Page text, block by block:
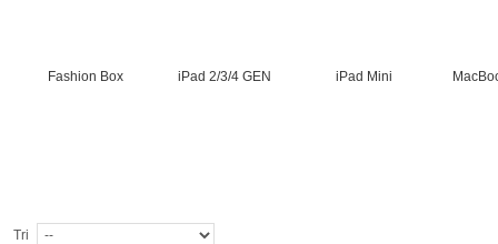
Fashion Box iPad 2/3/4 GEN iPad Mini
Tri